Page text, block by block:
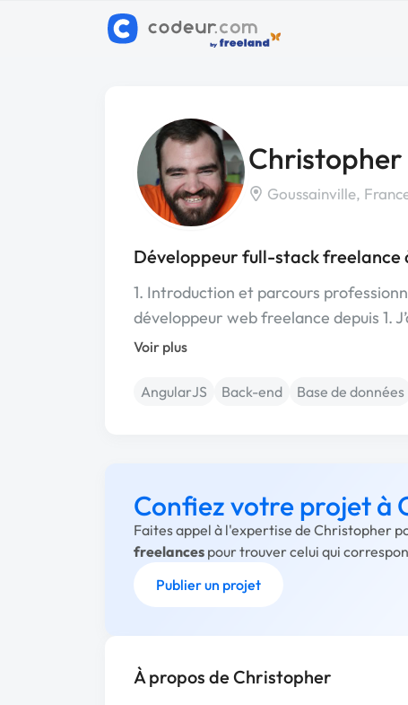
Goussainville,
Développeur full-stack freelance
1. Introduction et parcours
développeur web freelance depuis 1.
Voir plus
AngularJS Back-end Base de données
Confiez votre projet à
Faites appel à l'expertise de Christopher
freelances pour trouver celui qui
Publier un projet
À propos de Christopher